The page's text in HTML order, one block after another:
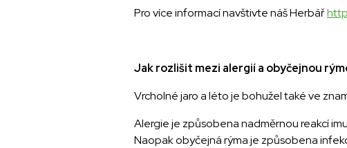
Pro více informací navštivte náš Herbář
Jak rozlišit mezi alergií a obyčejnou
Vrcholné jaro a léto je bohužel také ve
Alergie je způsobena nadměrnou reakcí
Naopak obyčejná rýma je způsobena